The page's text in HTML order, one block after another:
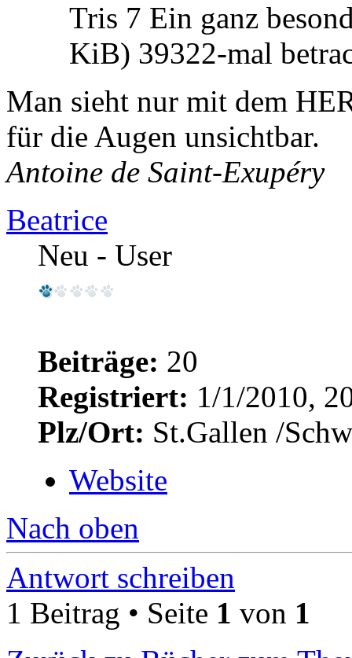
Tris 7 Ein ganz
KiB) 39322-mal
Man sieht nur mit dem
für die Augen unsichtbar.
Antoine de Saint-Exupéry
Beatrice
Neu - User
Beiträge: 20
Registriert: 1/1/2010,
Plz/Ort: St.Gallen /
Website
Nach oben
Antwort schreiben
1 Beitrag • Seite 1 von 1